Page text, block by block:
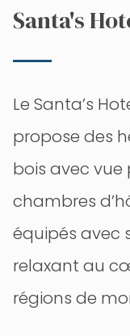
Santa's
Le Santa’s
propose des
bois avec
chambres
équipés avec
relaxant au
régions de